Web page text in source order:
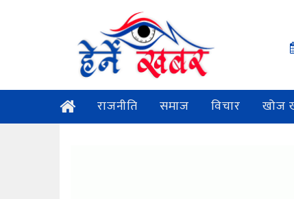
राजनीति समाज विचार खोज